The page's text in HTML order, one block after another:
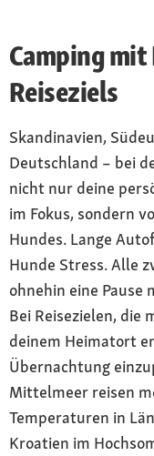
Camping mit
Reiseziels
Skandinavien,
Deutschland – bei
nicht nur deine
im Fokus, sondern
Hundes. Lange
Hunde Stress. Alle
ohnehin eine Pause
Bei Reisezielen, die
deinem Heimatort
Übernachtung
Mittelmeer reisen
Temperaturen in
Kroatien im